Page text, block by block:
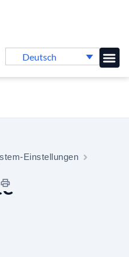
Deutsch
Einstellungen